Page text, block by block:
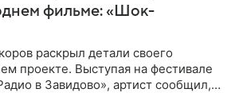
фильме: «Шок-
раскрыл детали своего
проекте. Выступая на фестивале
в Завидово», артист сообщил,